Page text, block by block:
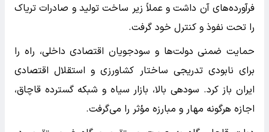
فرآورده‌های آن داشت و عملاً زیر ساخت تولید و صادرات تریاک
را تحت نفوذ و کنترل خود گرفت.
حمایت ضمنی دولت‌ها و سودجویان اقتصادی داخلی، راه را
برای نابودی تدریجی ساختار کشاورزی و استقلال اقتصادی
ایران باز کرد. سودهی بالا، بازار سیاه و شبکه گسترده قاچاق،
اجازه هرگونه مهار و مبارزه مؤثر را می‌گرفت.